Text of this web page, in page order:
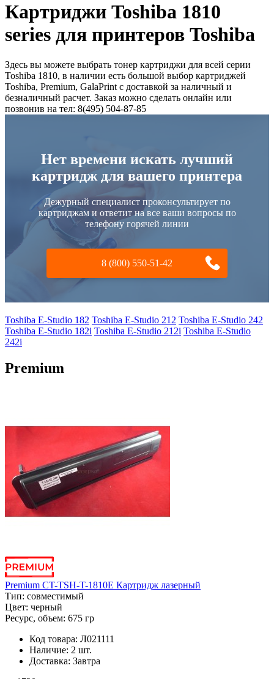
Картриджи Toshiba 1810
series для принтеров Toshiba
Здесь вы можете выбрать тонер картриджи для всей серии
Toshiba 1810, в наличии есть большой выбор картриджей
Toshiba, Premium, GalaPrint с доставкой за наличный и
безналичный расчет. Заказ можно сделать онлайн или
позвонив на тел: 8(495) 504-87-85
Нет времени искать лучший
картридж для вашего принтера
Дежурный специалист проконсультирует по
картриджам и ответит на все ваши вопросы по
телефону горячей линии
8 (800) 550-51-42
Toshiba E-Studio 182 Toshiba E-Studio 212 Toshiba E-Studio 242
Toshiba E-Studio 182i Toshiba E-Studio 212i Toshiba E-Studio
242i
Premium
Premium CT-TSH-T-1810E Картридж лазерный
Тип: совместимый
Цвет: черный
Ресурс, объем: 675 гр
Код товара: Л021111
Наличие: 2 шт.
Доставка: Завтра